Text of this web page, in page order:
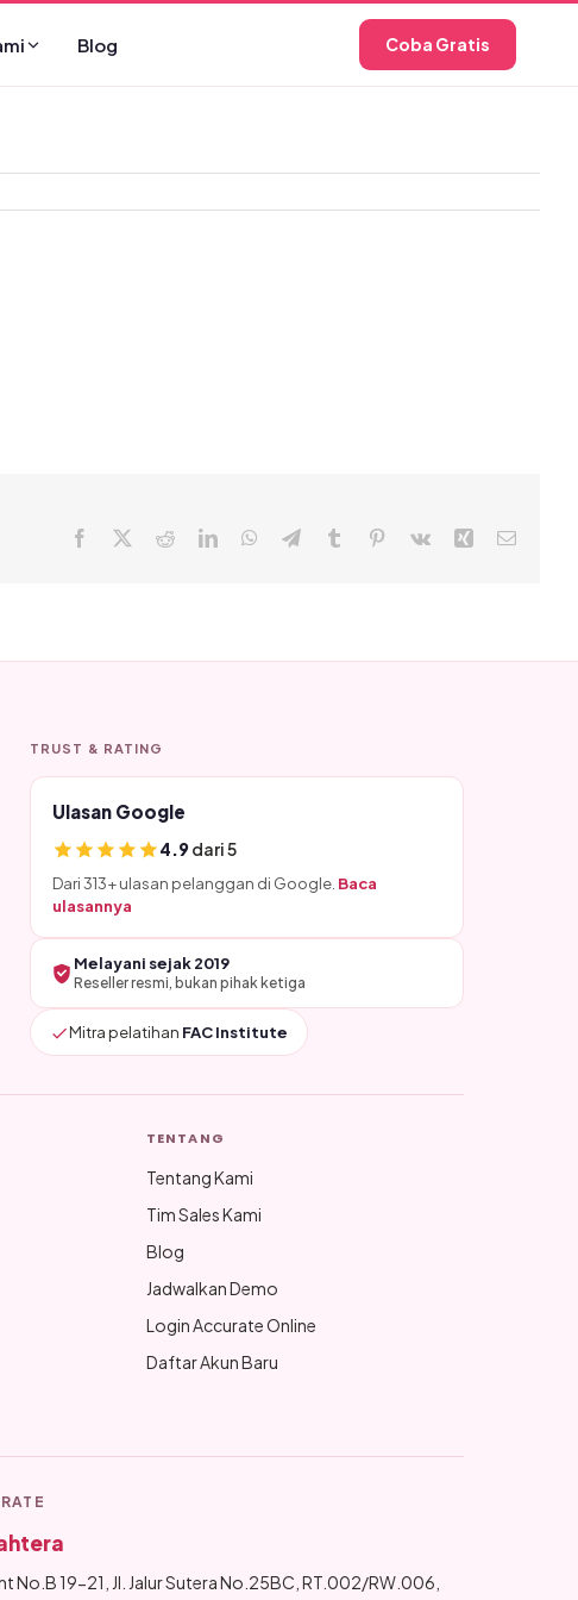
Blog Coba Gratis
Facebook RedditLinkedInWhatsApp
TelegramTumblr Pinterest
Vk Xing Email
TRUST & RATING
Ulasan Google
4.9dari 5
Dari 313+ ulasan pelanggan di Google. Baca
ulasannya
Melayani sejak 2019
Reseller resmi, bukan pihak ketiga
Mitra pelatihan FAC Institute
TENTANG
Tentang Kami
Tim Sales Kami
Blog
Jadwalkan Demo
Login Accurate Online
Daftar Akun Baru
No.B 19-21, Jl. Jalur Sutera No.25BC, RT.002/RW.006,